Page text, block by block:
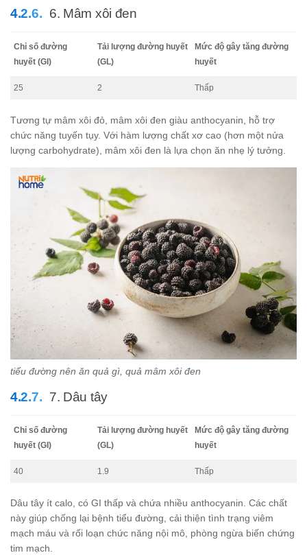
6. Mâm xôi đen
Chỉ số đường
huyết (GI)
Tải lượng đường huyết
(GL)
Mức độ gây tăng đường
huyết
25 2 Thấp
Tương tự mâm xôi đỏ, mâm xôi đen giàu anthocyanin, hỗ trợ
chức năng tuyến tụy. Với hàm lượng chất xơ cao (hơn một nửa
lượng carbohydrate), mâm xôi đen là lựa chọn ăn nhẹ lý tưởng.
tiểu đường nên ăn quả gì, quả mâm xôi đen
7. Dâu tây
Chỉ số đường
huyết (GI)
Tải lượng đường huyết
(GL)
Mức độ gây tăng đường
huyết
40 1.9 Thấp
Dâu tây ít calo, có GI thấp và chứa nhiều anthocyanin. Các chất
này giúp chống lại bệnh tiểu đường, cải thiện tình trạng viêm
mạch máu và rối loạn chức năng nội mô, phòng ngừa biến chứng
tim mạch.